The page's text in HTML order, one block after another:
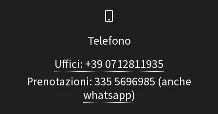
Telefono
Uffici: +39 0712811935
Prenotazioni: 335 5696985 (anche
whatsapp)